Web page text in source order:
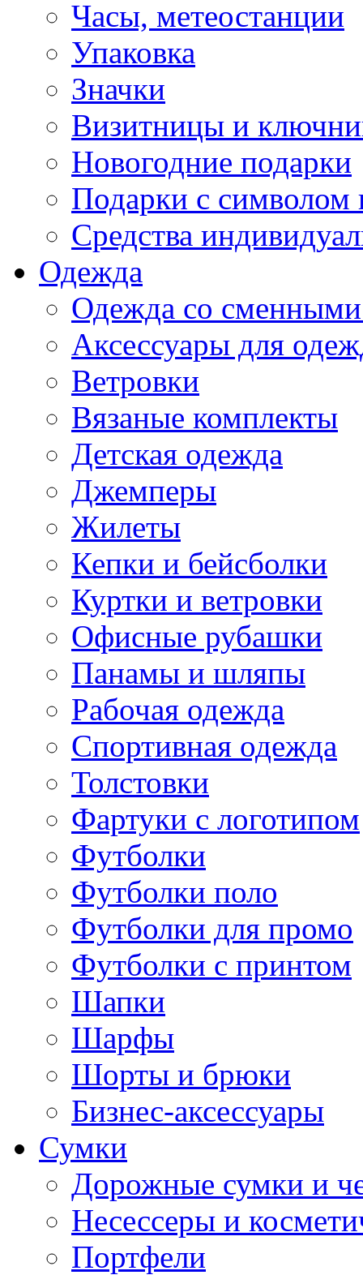
Часы, метеостанции
Упаковка
Значки
Визитницы и
Новогодние подарки
Подарки с символом
Средства
Одежда
Одежда со сменными
Аксессуары для
Ветровки
Вязаные комплекты
Детская одежда
Джемперы
Жилеты
Кепки и бейсболки
Куртки и ветровки
Офисные рубашки
Панамы и шляпы
Рабочая одежда
Спортивная одежда
Толстовки
Фартуки с логотипом
Футболки
Футболки поло
Футболки для промо
Футболки с принтом
Шапки
Шарфы
Шорты и брюки
Бизнес-аксессуары
Сумки
Дорожные сумки и
Несессеры и
Портфели